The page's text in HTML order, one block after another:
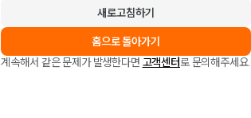
새로고침하기
홈으로 돌아가기
계속해서 같은 문제가 발생한다면 고객센터로 문의해주세요.